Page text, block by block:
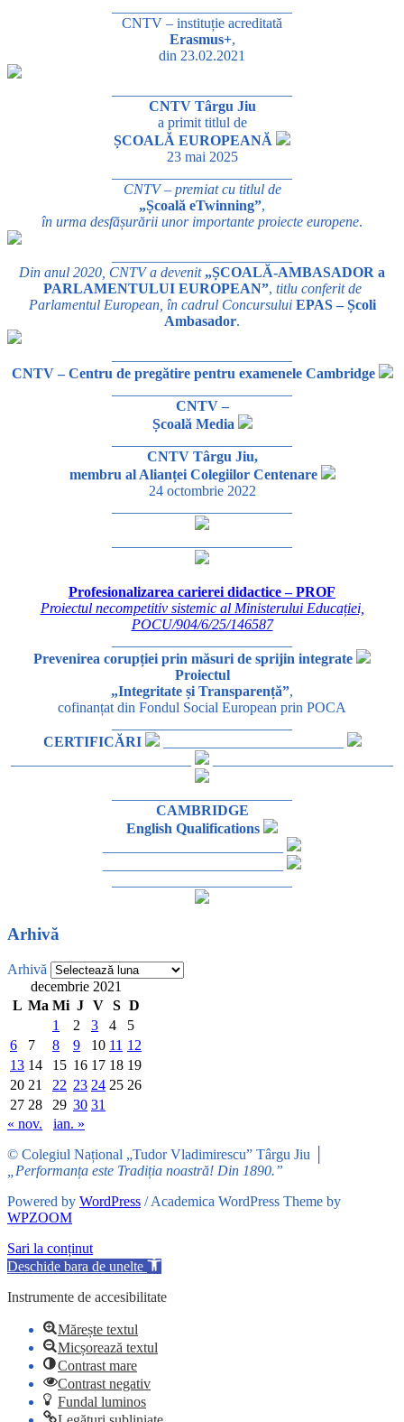
CNTV – instituție acreditată
Erasmus+,
din 23.02.2021
CNTV Târgu Jiu
a primit titlul de
ȘCOALĂ EUROPEANĂ
23 mai 2025
CNTV – premiat cu titlul de
„Școală eTwinning”,
în urma desfășurării unor importante proiecte europene.
Din anul 2020, CNTV a devenit „ȘCOALĂ-AMBASADOR a
PARLAMENTULUI EUROPEAN”, titlu conferit de
Parlamentul European, în cadrul Concursului EPAS – Școli
Ambasador.
CNTV – Centru de pregătire pentru examenele Cambridge
CNTV –
Școală Media
CNTV Târgu Jiu,
membru al Alianței Colegiilor Centenare
24 octombrie 2022
Profesionalizarea carierei didactice – PROF
Proiectul necompetitiv sistemic al Ministerului Educației,
POCU/904/6/25/146587
Prevenirea corupției prin măsuri de sprijin integrate
Proiectul
„Integritate și Transparență”,
cofinanțat din Fondul Social European prin POCA
CERTIFICĂRI
_________________________
CAMBRIDGE
English Qualifications
Arhivă
Arhivă
decembrie 2021
L Ma Mi J V S D
1
2 3 4
5
6
7 8 9 10 11 12
13 14 15 16 17 18 19
20 21 22 23 24 25 26
27 28 29 30 31
« nov.
ian. »
© Colegiul Național „Tudor Vladimirescu” Târgu Jiu │
„Performanța este Tradiția noastră! Din 1890.”
Powered by WordPress / Academica WordPress Theme by
WPZOOM
Sari la conținut
Deschide bara de unelte
Instrumente de accesibilitate
Mărește textul
Micșorează textul
Contrast mare
Contrast negativ
Fundal luminos